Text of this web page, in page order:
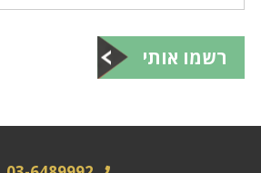
רשמו אותי